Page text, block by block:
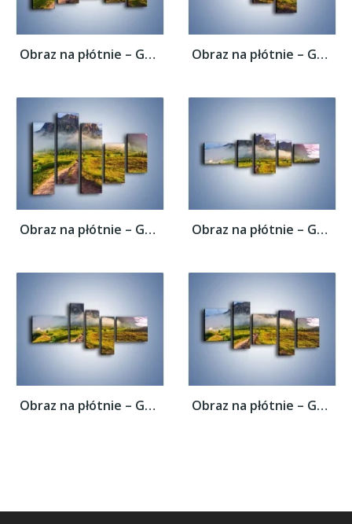
Obraz na płótnie – Góry ubrane w mgłę –... Obraz na płótnie – Góry ubrane w mgłę –...
Obraz na płótnie – Góry ubrane w mgłę –... Obraz na płótnie – Góry ubrane w mgłę –...
Obraz na płótnie – Góry ubrane w mgłę –... Obraz na płótnie – Góry ubrane w mgłę –...